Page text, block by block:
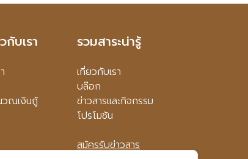
กับเรา
วณเงินกู้
รวมสาระน่ารู้
เกี่ยวกับเรา
บล๊อก
ข่าวสารและกิจกรรม
โปรโมชัน
สมัครรับข่าวสาร